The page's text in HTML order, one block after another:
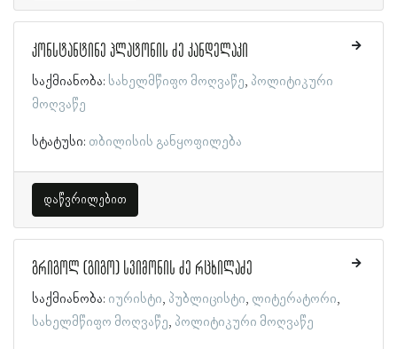
კონსტანტინე პლატონის ძე კანდელაკი
საქმიანობა: სახელმწიფო მოღვაწე პოლიტიკური
მოღვაწე
სტატუსი: თბილისის განყოფილება
დაწვრილებით
გრიგოლ (გიგო) სვიმონის ძე რცხილაძე
საქმიანობა: იურისტი პუბლიცისტი ლიტერატორი
სახელმწიფო მოღვაწე პოლიტიკური მოღვაწე